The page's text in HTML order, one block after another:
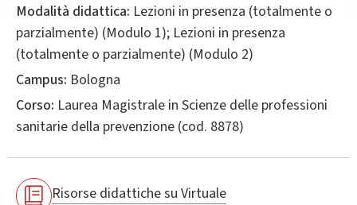
Modalità didattica: Lezioni in presenza (totalmente o
parzialmente) (Modulo 1); Lezioni in presenza
(totalmente o parzialmente) (Modulo 2)
Campus: Bologna
Corso: Laurea Magistrale in Scienze delle professioni
sanitarie della prevenzione (cod. 8878)
Risorse didattiche su Virtuale